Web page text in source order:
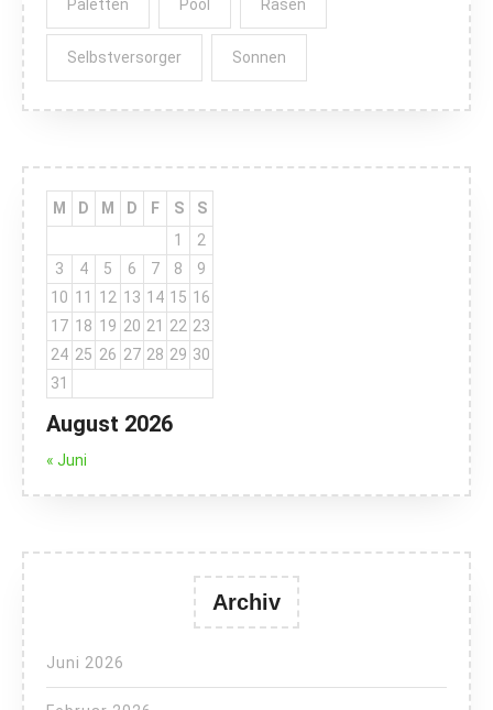
Paletten Pool Rasen
Selbstversorger Sonnen
August 2026
M D M D F S
S
1
2
3
4 5 6 7 8
9
10 11 12 13 14 15 16
17 18 19 20 21 22 23
24 25 26 27 28 29 30
31
« Juni
Archiv
Juni 2026